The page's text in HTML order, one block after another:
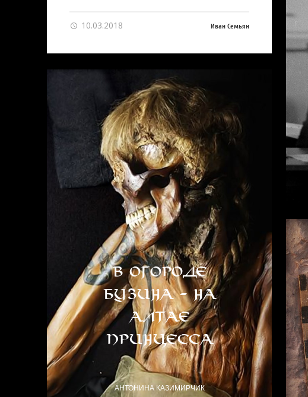
10.03.2018 Иван Семьян
В огороде
бузина - на
Алтае
принцесса
АНТОНИНА КАЗИМИРЧИК